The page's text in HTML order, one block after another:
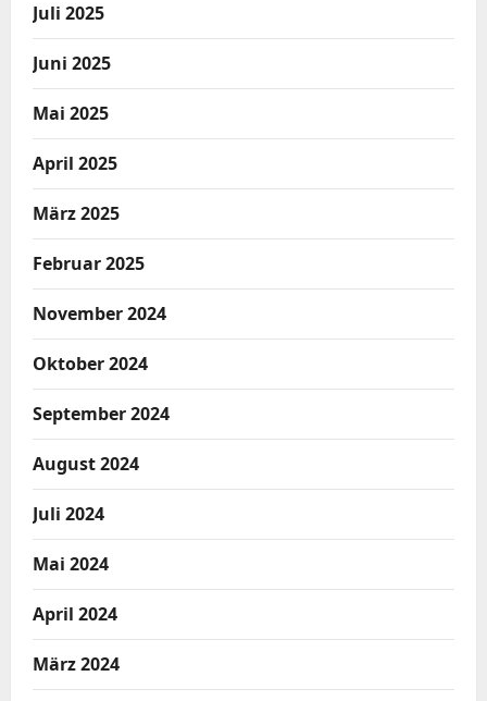
Juli 2025
Juni 2025
Mai 2025
April 2025
März 2025
Februar 2025
November 2024
Oktober 2024
September 2024
August 2024
Juli 2024
Mai 2024
April 2024
März 2024